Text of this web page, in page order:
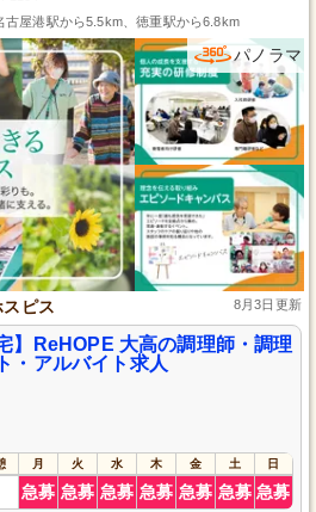
古屋港駅から5.5km、徳重駅から6.8km
パノラマ
ピス 8月3日更新
】ReHOPE 大高の調理師・調理
・アルバイト求人
月 火 水 木 金 土 日
急募 急募 急募 急募 急募 急募 急募